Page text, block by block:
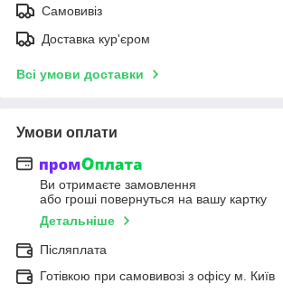
Самовивіз
Доставка кур'єром
Всі умови доставки
Умови оплати
Ви отримаєте замовлення
або гроші повернуться на вашу картку
Детальніше
Післяплата
Готівкою при самовивозі з офісу м. Київ